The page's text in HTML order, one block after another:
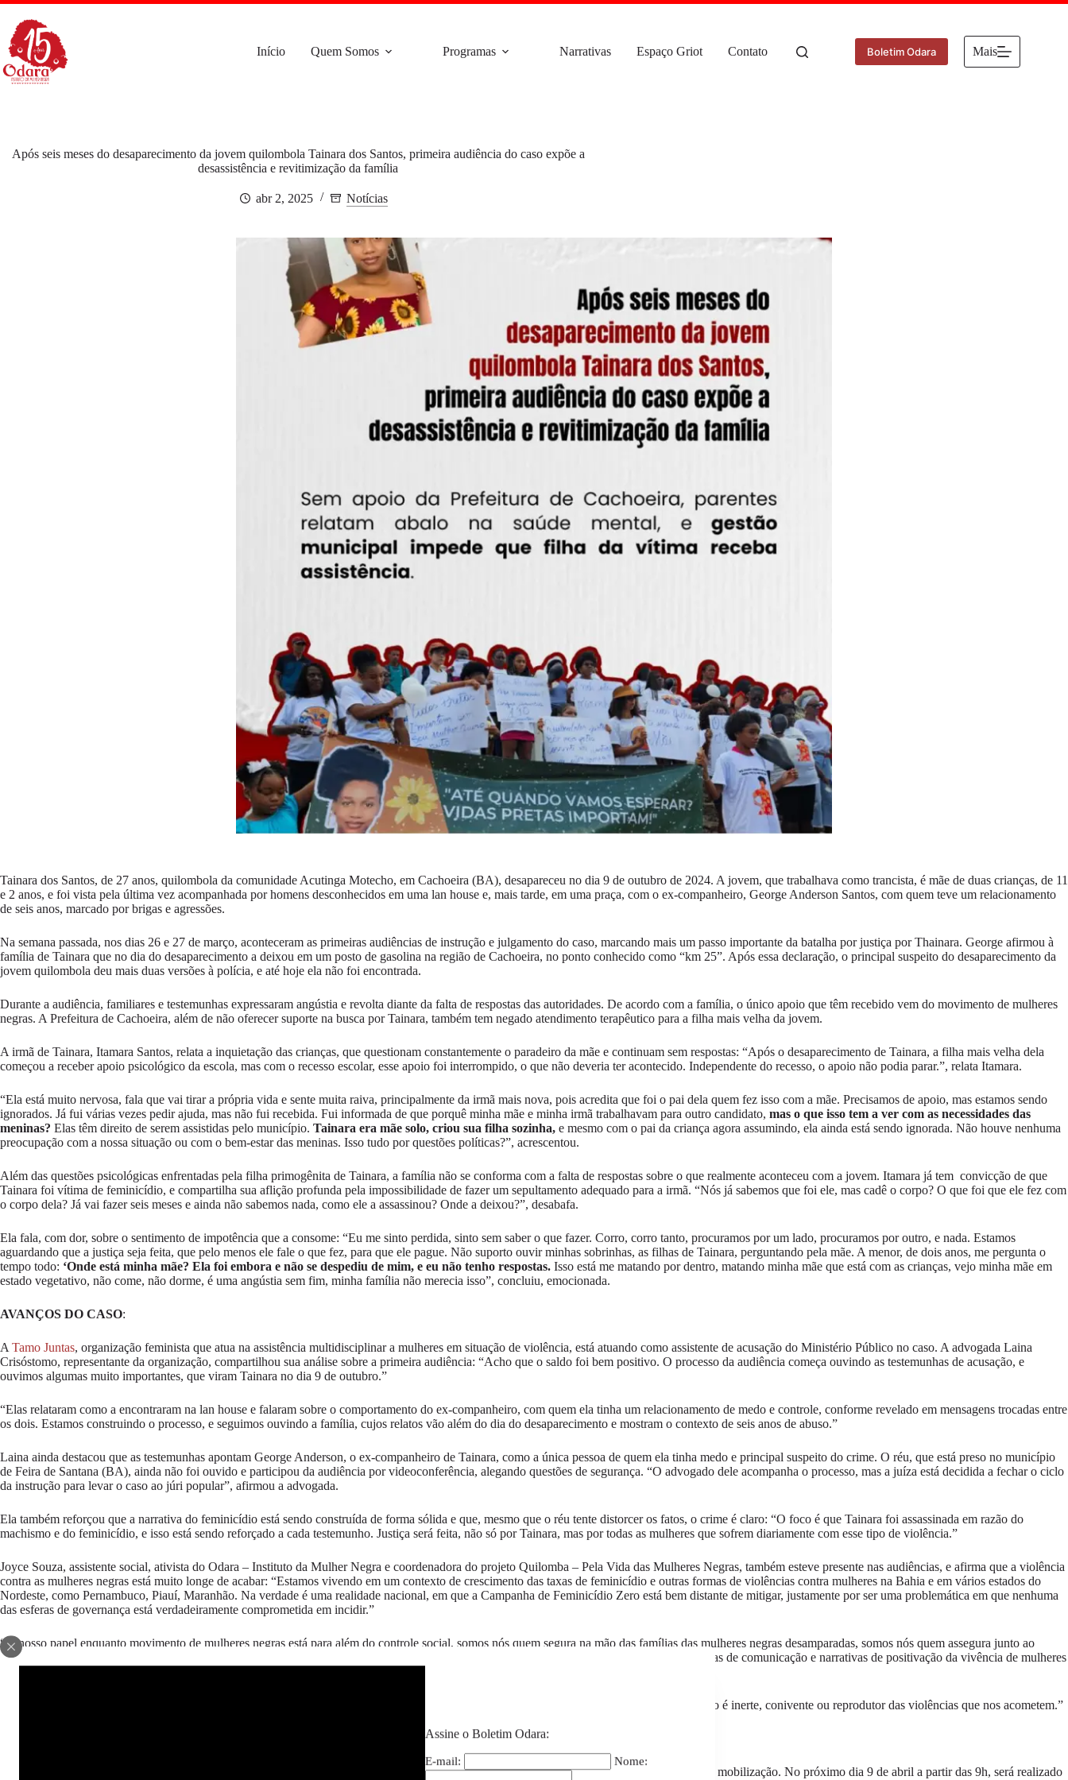
Pular
para
conteúdo
Assine o Boletim Odara:
E-mail: Nome:
Início Quem Somos Programas Narrativas Espaço Griot Contato Boletim Odara Mais
Após seis meses do desaparecimento da jovem quilombola Tainara dos Santos, primeira audiência do caso expõe a
desassistência e revitimização da família
abr 2, 2025 Notícias
Tainara dos Santos, de 27 anos, quilombola da comunidade Acutinga Motecho, em Cachoeira (BA), desapareceu no dia 9 de outubro de 2024. A jovem, que trabalhava como trancista, é mãe de duas crianças, de 11
e 2 anos, e foi vista pela última vez acompanhada por homens desconhecidos em uma lan house e, mais tarde, em uma praça, com o ex-companheiro, George Anderson Santos, com quem teve um relacionamento
de seis anos, marcado por brigas e agressões.
Na semana passada, nos dias 26 e 27 de março, aconteceram as primeiras audiências de instrução e julgamento do caso, marcando mais um passo importante da batalha por justiça por Thainara. George afirmou à
família de Tainara que no dia do desaparecimento a deixou em um posto de gasolina na região de Cachoeira, no ponto conhecido como “km 25”. Após essa declaração, o principal suspeito do desaparecimento da
jovem quilombola deu mais duas versões à polícia, e até hoje ela não foi encontrada.
Durante a audiência, familiares e testemunhas expressaram angústia e revolta diante da falta de respostas das autoridades. De acordo com a família, o único apoio que têm recebido vem do movimento de mulheres
negras. A Prefeitura de Cachoeira, além de não oferecer suporte na busca por Tainara, também tem negado atendimento terapêutico para a filha mais velha da jovem.
A irmã de Tainara, Itamara Santos, relata a inquietação das crianças, que questionam constantemente o paradeiro da mãe e continuam sem respostas: “Após o desaparecimento de Tainara, a filha mais velha dela
começou a receber apoio psicológico da escola, mas com o recesso escolar, esse apoio foi interrompido, o que não deveria ter acontecido. Independente do recesso, o apoio não podia parar.”, relata Itamara.
“Ela está muito nervosa, fala que vai tirar a própria vida e sente muita raiva, principalmente da irmã mais nova, pois acredita que foi o pai dela quem fez isso com a mãe. Precisamos de apoio, mas estamos sendo
ignorados. Já fui várias vezes pedir ajuda, mas não fui recebida. Fui informada de que porquê minha mãe e minha irmã trabalhavam para outro candidato, mas o que isso tem a ver com as necessidades das
meninas? Elas têm direito de serem assistidas pelo município. Tainara era mãe solo, criou sua filha sozinha, e mesmo com o pai da criança agora assumindo, ela ainda está sendo ignorada. Não houve nenhuma
preocupação com a nossa situação ou com o bem-estar das meninas. Isso tudo por questões políticas?”, acrescentou.
Além das questões psicológicas enfrentadas pela filha primogênita de Tainara, a família não se conforma com a falta de respostas sobre o que realmente aconteceu com a jovem. Itamara já tem convicção de que
Tainara foi vítima de feminicídio, e compartilha sua aflição profunda pela impossibilidade de fazer um sepultamento adequado para a irmã. “Nós já sabemos que foi ele, mas cadê o corpo? O que foi que ele fez com
o corpo dela? Já vai fazer seis meses e ainda não sabemos nada, como ele a assassinou? Onde a deixou?”, desabafa.
Ela fala, com dor, sobre o sentimento de impotência que a consome: “Eu me sinto perdida, sinto sem saber o que fazer. Corro, corro tanto, procuramos por um lado, procuramos por outro, e nada. Estamos
aguardando que a justiça seja feita, que pelo menos ele fale o que fez, para que ele pague. Não suporto ouvir minhas sobrinhas, as filhas de Tainara, perguntando pela mãe. A menor, de dois anos, me pergunta o
tempo todo: ‘Onde está minha mãe? Ela foi embora e não se despediu de mim, e eu não tenho respostas. Isso está me matando por dentro, matando minha mãe que está com as crianças, vejo minha mãe em
estado vegetativo, não come, não dorme, é uma angústia sem fim, minha família não merecia isso”, concluiu, emocionada.
AVANÇOS DO CASO:
A Tamo Juntas, organização feminista que atua na assistência multidisciplinar a mulheres em situação de violência, está atuando como assistente de acusação do Ministério Público no caso. A advogada Laina
Crisóstomo, representante da organização, compartilhou sua análise sobre a primeira audiência: “Acho que o saldo foi bem positivo. O processo da audiência começa ouvindo as testemunhas de acusação, e
ouvimos algumas muito importantes, que viram Tainara no dia 9 de outubro.”
“Elas relataram como a encontraram na lan house e falaram sobre o comportamento do ex-companheiro, com quem ela tinha um relacionamento de medo e controle, conforme revelado em mensagens trocadas entre
os dois. Estamos construindo o processo, e seguimos ouvindo a família, cujos relatos vão além do dia do desaparecimento e mostram o contexto de seis anos de abuso.”
Laina ainda destacou que as testemunhas apontam George Anderson, o ex-companheiro de Tainara, como a única pessoa de quem ela tinha medo e principal suspeito do crime. O réu, que está preso no município
de Feira de Santana (BA), ainda não foi ouvido e participou da audiência por videoconferência, alegando questões de segurança. “O advogado dele acompanha o processo, mas a juíza está decidida a fechar o ciclo
da instrução para levar o caso ao júri popular”, afirmou a advogada.
Ela também reforçou que a narrativa do feminicídio está sendo construída de forma sólida e que, mesmo que o réu tente distorcer os fatos, o crime é claro: “O foco é que Tainara foi assassinada em razão do
machismo e do feminicídio, e isso está sendo reforçado a cada testemunho. Justiça será feita, não só por Tainara, mas por todas as mulheres que sofrem diariamente com esse tipo de violência.”
Joyce Souza, assistente social, ativista do Odara – Instituto da Mulher Negra e coordenadora do projeto Quilomba – Pela Vida das Mulheres Negras, também esteve presente nas audiências, e afirma que a violência
contra as mulheres negras está muito longe de acabar: “Estamos vivendo em um contexto de crescimento das taxas de feminicídio e outras formas de violências contra mulheres na Bahia e em vários estados do
Nordeste, como Pernambuco, Piauí, Maranhão. Na verdade é uma realidade nacional, em que a Campanha de Feminicídio Zero está bem distante de mitigar, justamente por ser uma problemática em que nenhuma
das esferas de governança está verdadeiramente comprometida em incidir.”
“O nosso papel enquanto movimento de mulheres negras está para além do controle social, somos nós quem segura na mão das famílias das mulheres negras desamparadas, somos nós quem assegura junto ao
Ministério Público um processo de acesso à justiça de forma digna; Garantimos o direito à memória dessas mulheres através de nossas estratégias de comunicação e narrativas de positivação da vivência de mulheres
“O movimento de mulheres negras e o movimento de mulheres na Bahia que efetivamente tem feito uma política para mulheres, já que o Estado é inerte, conivente ou reprodutor das violências que nos acometem.”
Além do acompanhamento dos processos das audiências de instrução e julgamento, a luta por justiça para Tainara também se reflete em atos de mobilização. No próximo dia 9 de abril a partir das 9h, será realizado